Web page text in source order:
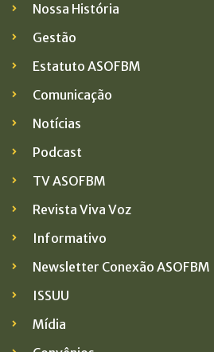
Nossa História
Gestão
Estatuto ASOFBM
Comunicação
Notícias
Podcast
TV ASOFBM
Revista Viva Voz
Informativo
Newsletter Conexão ASOFBM
ISSUU
Mídia